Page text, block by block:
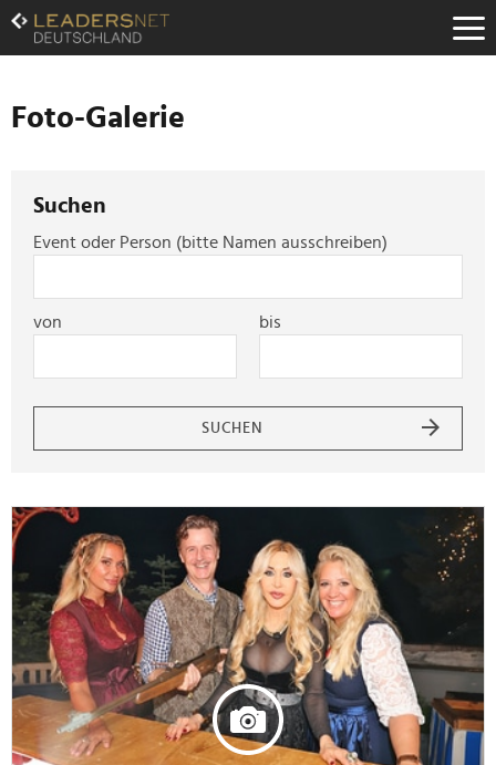
Zum
Inhalt
Zur
Navigation
ZurFoto-Galerie
Suchen
Event oder Person (bitte Namen ausschreiben)
von bis
SUCHEN